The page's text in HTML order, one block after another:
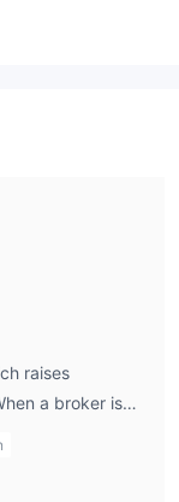
易资金。没有规定
raises
a broker is
with
funds.